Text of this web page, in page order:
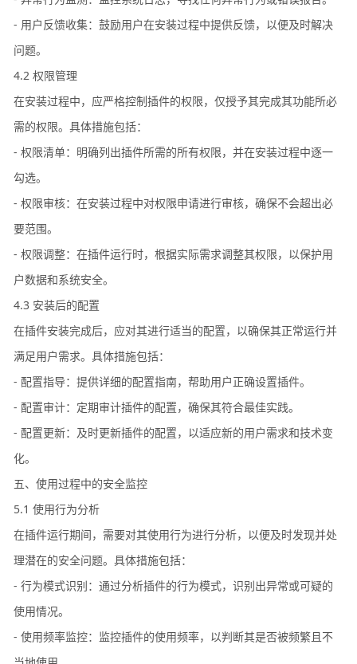
- 用户反馈收集：鼓励用户在安装过程中提供反馈，以便及时解决
问题。
4.2 权限管理
在安装过程中，应严格控制插件的权限，仅授予其完成其功能所必
需的权限。具体措施包括：
- 权限清单：明确列出插件所需的所有权限，并在安装过程中逐一
勾选。
- 权限审核：在安装过程中对权限申请进行审核，确保不会超出必
要范围。
- 权限调整：在插件运行时，根据实际需求调整其权限，以保护用
户数据和系统安全。
4.3 安装后的配置
在插件安装完成后，应对其进行适当的配置，以确保其正常运行并
满足用户需求。具体措施包括：
- 配置指导：提供详细的配置指南，帮助用户正确设置插件。
- 配置审计：定期审计插件的配置，确保其符合最佳实践。
- 配置更新：及时更新插件的配置，以适应新的用户需求和技术变
化。
五、使用过程中的安全监控
5.1 使用行为分析
在插件运行期间，需要对其使用行为进行分析，以便及时发现并处
理潜在的安全问题。具体措施包括：
- 行为模式识别：通过分析插件的行为模式，识别出异常或可疑的
使用情况。
- 使用频率监控：监控插件的使用频率，以判断其是否被频繁且不